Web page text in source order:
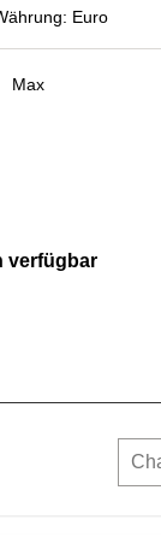
Euro
Max
verfügbar